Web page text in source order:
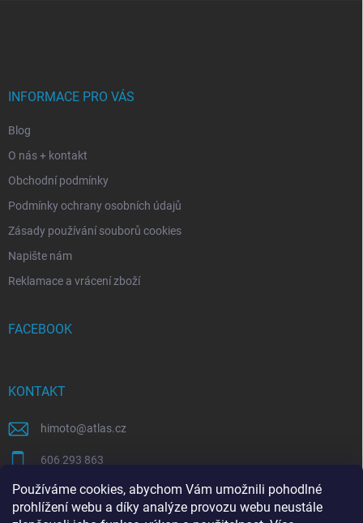
Používáme cookies, abychom Vám umožnili pohodlné
prohlížení webu a díky analýze provozu webu neustále
INFORMACE PRO VÁS
Blog
O nás + kontakt
Obchodní podmínky
Podmínky ochrany osobních údajů
Zásady používání souborů cookies
Napište nám
Reklamace a vrácení zboží
FACEBOOK
KONTAKT
himoto@atlas.cz
606 293 863
https://www.facebook.com/himotocz